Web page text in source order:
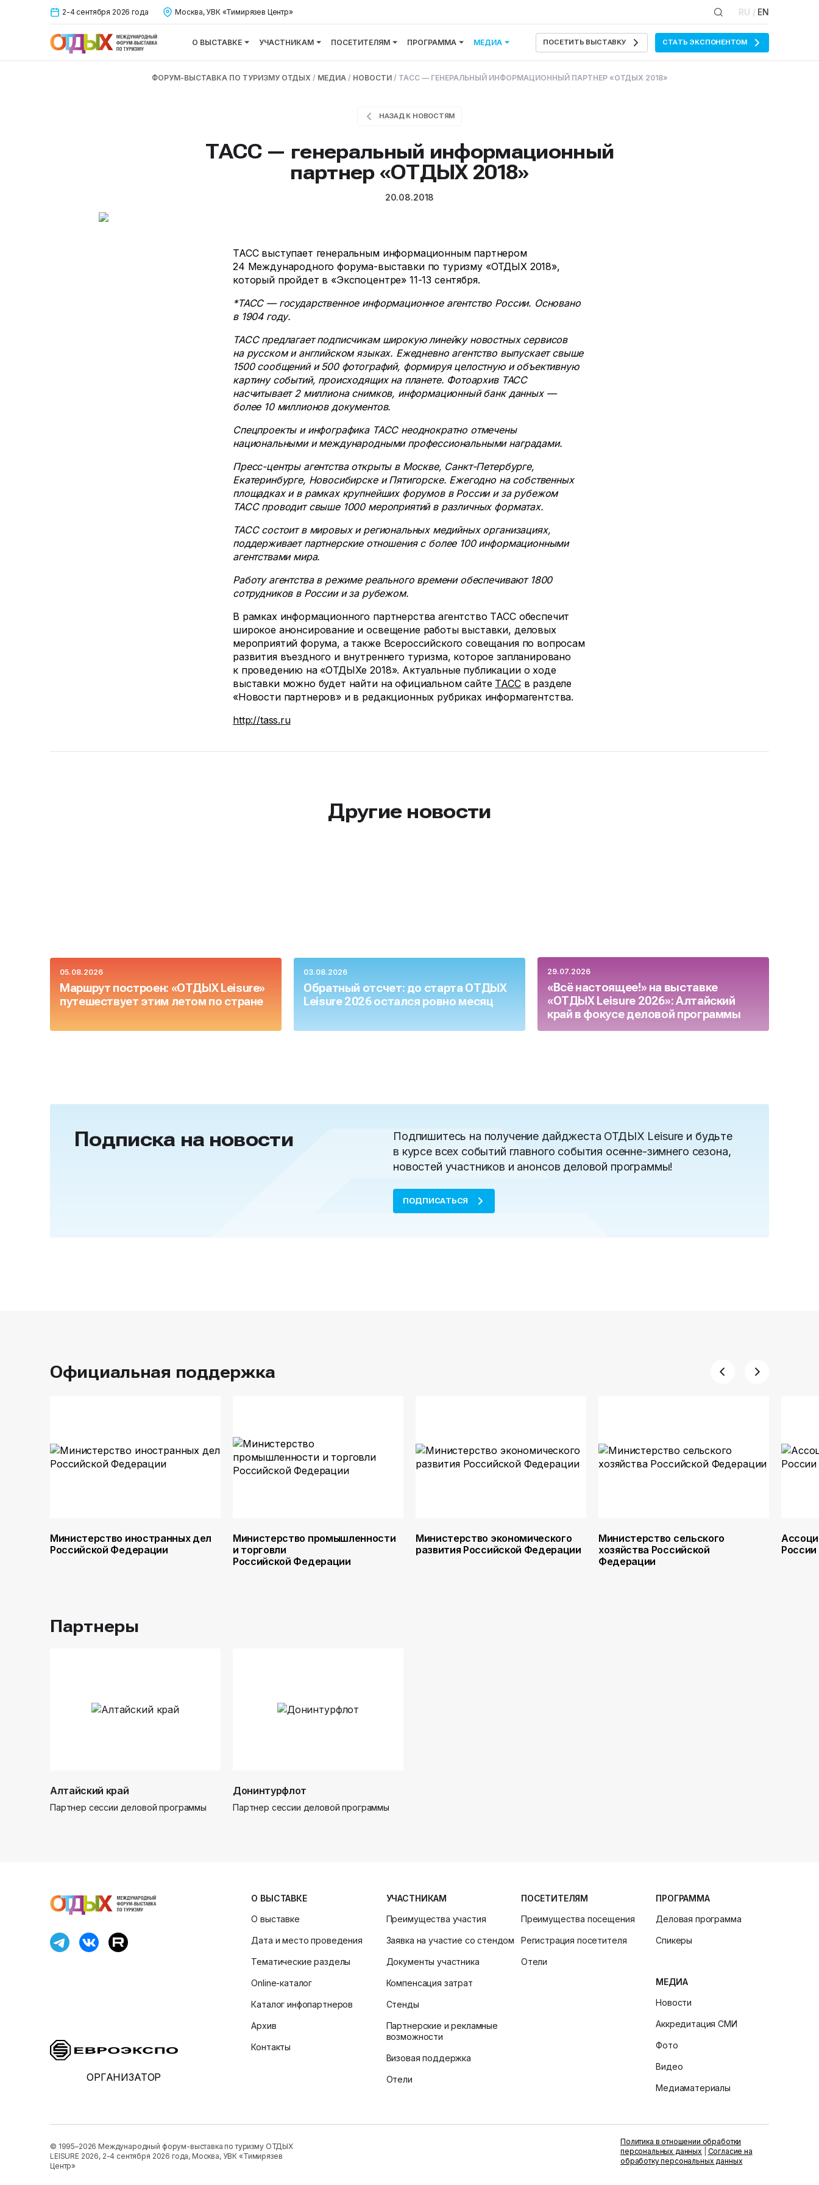
RU / EN
О ВЫСТАВКЕ УЧАСТНИКАМ ПОСЕТИТЕЛЯМ ПРОГРАММА МЕДИА
2-4 сентября 2026 года Москва, УВК «Тимирязев Центр»
ПОСЕТИТЬ ВЫСТАВКУ СТАТЬ ЭКСПОНЕНТОМ
ФОРУМ-ВЫСТАВКА ПО ТУРИЗМУ ОТДЫХ/ МЕДИА/ НОВОСТИ/ ТАСС — ГЕНЕРАЛЬНЫЙ ИНФОРМАЦИОННЫЙ ПАРТНЕР «ОТДЫХ 2018»
НАЗАД К НОВОСТЯМ
ТАСС — генеральный информационный
партнер «ОТДЫХ 2018»
20.08.2018
ТАСС выступает генеральным информационным партнером
24 Международного форума-выставки по туризму «ОТДЫХ 2018»,
который пройдет в «Экспоцентре» 11-13 сентября.
*ТАСС — государственное информационное агентство России. Основано
в 1904 году.
ТАСС предлагает подписчикам широкую линейку новостных сервисов
на русском и английском языках. Ежедневно агентство выпускает свыше
1500 сообщений и 500 фотографий, формируя целостную и объективную
картину событий, происходящих на планете. Фотоархив ТАСС
насчитывает 2 миллиона снимков, информационный банк данных —
более 10 миллионов документов.
Спецпроекты и инфографика ТАСС неоднократно отмечены
национальными и международными профессиональными наградами.
Пресс-центры агентства открыты в Москве, Санкт-Петербурге,
Екатеринбурге, Новосибирске и Пятигорске. Ежегодно на собственных
площадках и в рамках крупнейших форумов в России и за рубежом
ТАСС проводит свыше 1000 мероприятий в различных форматах.
ТАСС состоит в мировых и региональных медийных организациях,
поддерживает партнерские отношения с более 100 информационными
агентствами мира.
Работу агентства в режиме реального времени обеспечивают 1800
сотрудников в России и за рубежом.
В рамках информационного партнерства агентство ТАСС обеспечит
широкое анонсирование и освещение работы выставки, деловых
мероприятий форума, а также Всероссийского совещания по вопросам
развития въездного и внутреннего туризма, которое запланировано
к проведению на «ОТДЫХе 2018». Актуальные публикации о ходе
выставки можно будет найти на официальном сайте ТАССв разделе
«Новости партнеров» и в редакционных рубриках информагентства.
http://tass.ru
Другие новости
05.08.2026
Маршрут построен: «ОТДЫХ Leisure»
путешествует этим летом по стране
03.08.2026
Обратный отсчет: до старта ОТДЫХ
Leisure 2026 остался ровно месяц
29.07.2026
«Всё настоящее!» на выставке
«ОТДЫХ Leisure 2026»: Алтайский
край в фокусе деловой программы
Подписка на новости
Подпишитесь на получение дайджеста ОТДЫХ Leisure и будьте
в курсе всех событий главного события осенне-зимнего сезона,
новостей участников и анонсов деловой программы!
ПОДПИСАТЬСЯ
Официальная поддержка
Министерство иностранных дел
Российской Федерации
Министерство промышленности
и торговли
Российской Федерации
Министерство экономического
развития Российской Федерации
Министерство сельского
хозяйства Российской
Федерации
России
Партнеры
Алтайский край
Партнер сессии деловой программы
Донинтурфлот
Партнер сессии деловой программы
ОРГАНИЗАТОР
О ВЫСТАВКЕ
О выставке
Дата и место проведения
Тематические разделы
Online-каталог
Каталог инфопартнеров
Архив
Контакты
УЧАСТНИКАМ
Преимущества участия
Заявка на участие со стендом
Документы участника
Компенсация затрат
Стенды
Партнерские и рекламные
возможности
Визовая поддержка
Отели
ПОСЕТИТЕЛЯМ
Преимущества посещения
Регистрация посетителя
Отели
ПРОГРАММА
Деловая программа
Спикеры
МЕДИА
Новости
Аккредитация СМИ
Фото
Видео
Медиаматериалы
© 1995–2026 Международный форум-выставка по туризму ОТДЫХ
LEISURE 2026, 2-4 сентября 2026 года, Москва, УВК «Тимирязев
Центр»
Политика в отношении обработки
персональных данных
Согласие на
обработку персональных данных